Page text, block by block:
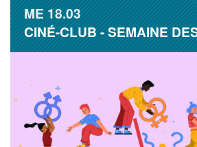
ME18.03
CINÉ-CLUB - SEMAINE